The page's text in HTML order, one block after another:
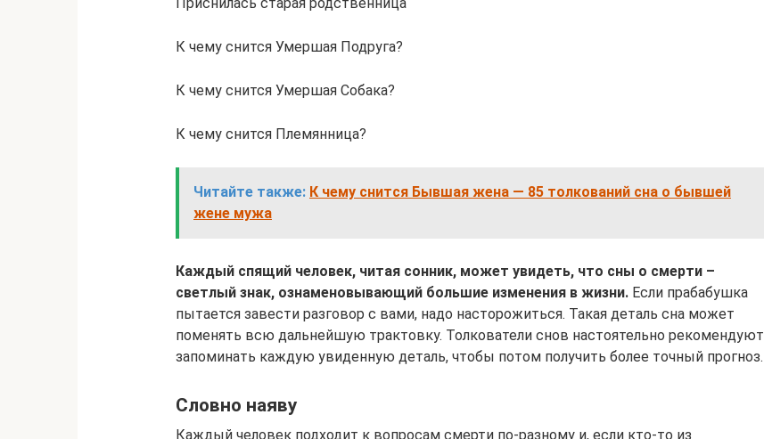
К чему снится Умершая Подруга?
К чему снится Умершая Собака?
К чему снится Племянница?
Читайте также: К чему снится Бывшая жена — 85 толкований сна о бывшей
жене мужа
Каждый спящий человек, читая сонник, может увидеть, что сны о смерти –
светлый знак, ознаменовывающий большие изменения в жизни. Если прабабушка
пытается завести разговор с вами, надо насторожиться. Такая деталь сна может
поменять всю дальнейшую трактовку. Толкователи снов настоятельно рекомендуют
запоминать каждую увиденную деталь, чтобы потом получить более точный прогноз.
Словно наяву
Каждый человек подходит к вопросам смерти по-разному и, если кто-то из